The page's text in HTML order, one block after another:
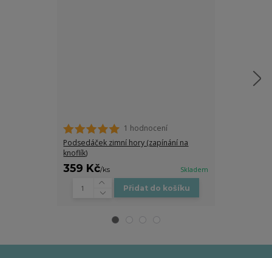
1 hodnocení
Podsedáček zimní hory (zapínání na
knoflík)
359 Kč/ks Skladem
Přidat do košíku